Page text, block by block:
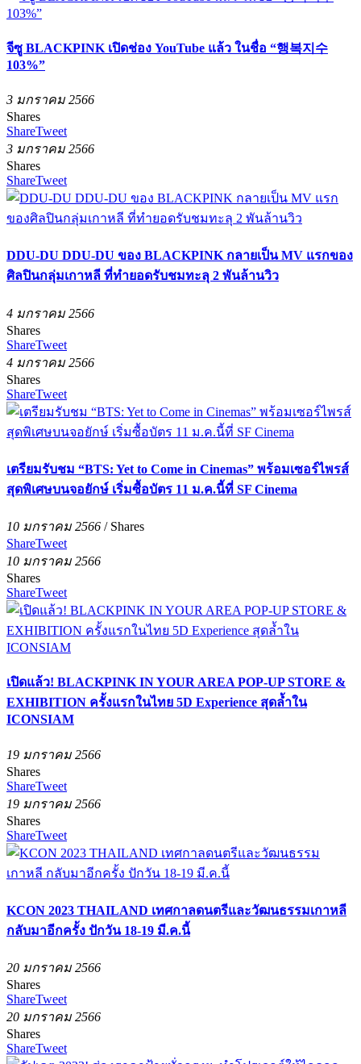
จีซู BLACKPINK เปิดช่อง YouTube แล้ว ในชื่อ “행복지수
103%”
3 มกราคม 2566
Shares
ShareTweet
3 มกราคม 2566
Shares
ShareTweet
DDU-DU DDU-DU ของ BLACKPINK กลายเป็น MV แรกของ
ศิลปินกลุ่มเกาหลี ที่ทำยอดรับชมทะลุ 2 พันล้านวิว
4 มกราคม 2566
Shares
ShareTweet
4 มกราคม 2566
Shares
ShareTweet
เตรียมรับชม “BTS: Yet to Come in Cinemas” พร้อมเซอร์ไพรส์
สุดพิเศษบนจอยักษ์ เริ่มซื้อบัตร 11 ม.ค.นี้ที่ SF Cinema
10 มกราคม 2566 / Shares
ShareTweet
10 มกราคม 2566
Shares
ShareTweet
เปิดแล้ว! BLACKPINK IN YOUR AREA POP-UP STORE &
EXHIBITION ครั้งแรกในไทย 5D Experience สุดล้ำใน
ICONSIAM
19 มกราคม 2566
Shares
ShareTweet
19 มกราคม 2566
Shares
ShareTweet
KCON 2023 THAILAND เทศกาลดนตรีและวัฒนธรรมเกาหลี
กลับมาอีกครั้ง ปักวัน 18-19 มี.ค.นี้
20 มกราคม 2566
Shares
ShareTweet
20 มกราคม 2566
Shares
ShareTweet